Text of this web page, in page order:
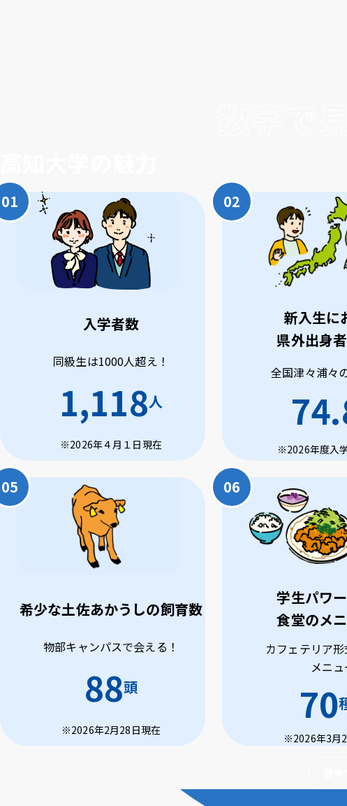
入学者数
同級生は1000人超え！
1,118人
※2026年４月１日現在
新入生に
県外出身
全国津々浦々
※2026年度入
希少な土佐あかうしの飼育数
物部キャンパスで会える！
88頭
※2026年2月28日現在
学生パワ
食堂のメ
カフェテリア
メニュ
70
※2026年3月